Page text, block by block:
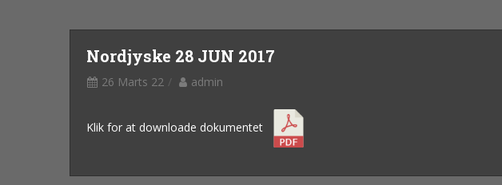
Nordjyske 28 JUN 2017
26 Marts 22 admin
Klik for at downloade dokumentet